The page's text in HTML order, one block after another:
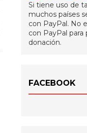
Si tiene uso de
muchos países
con PayPal. No
con PayPal para
donación.
FACEBOOK